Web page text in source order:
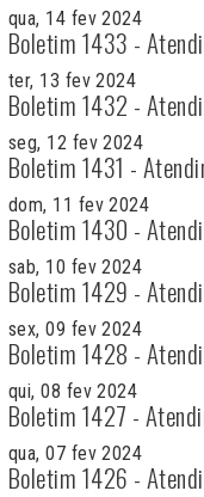
qua, 14 fev 2024
Boletim 1433 -
ter, 13 fev 2024
Boletim 1432 -
seg, 12 fev 2024
Boletim 1431 -
dom, 11 fev 2024
Boletim 1430 -
sab, 10 fev 2024
Boletim 1429 -
sex, 09 fev 2024
Boletim 1428 -
qui, 08 fev 2024
Boletim 1427 -
qua, 07 fev 2024
Boletim 1426 -